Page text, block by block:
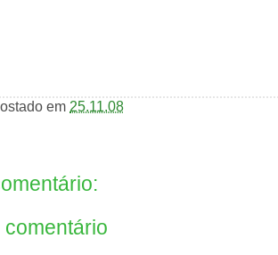
em 25.11.08
comentário